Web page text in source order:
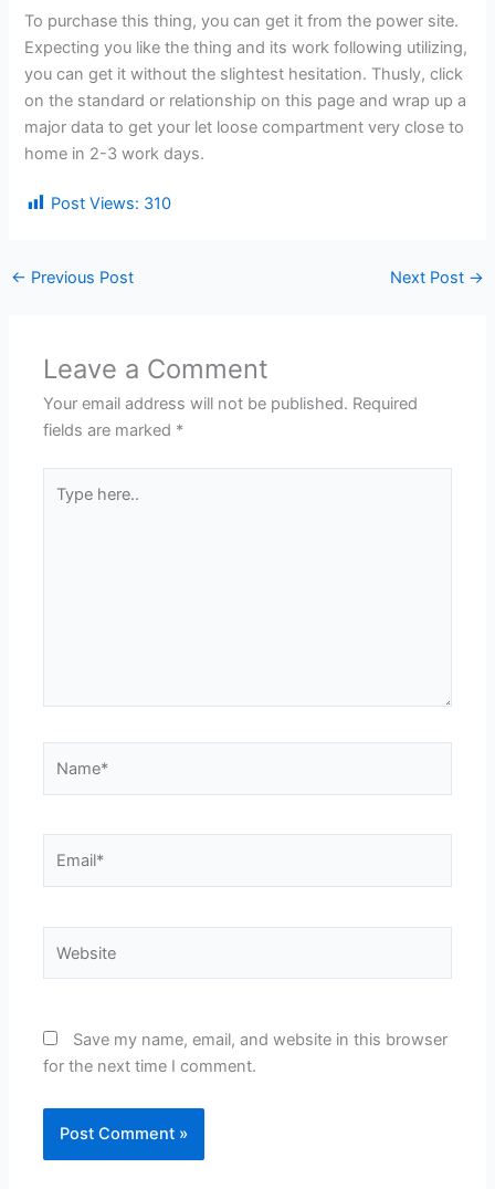
To purchase this thing, you can get it from the power site.
Expecting you like the thing and its work following utilizing,
you can get it without the slightest hesitation. Thusly, click
on the standard or relationship on this page and wrap up a
major data to get your let loose compartment very close to
home in 2-3 work days.
Post Views: 310
← Previous Post Next Post →
Leave a Comment
Your email address will not be published. Required
fields are marked *
here..
Save my name, email, and website in this browser
for the next time I comment.